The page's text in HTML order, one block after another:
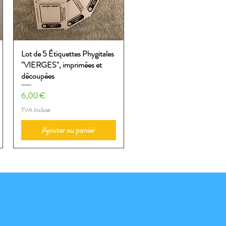
Aperçu rapide
Lot de 5 Étiquettes Phygitales
"VIERGES", imprimées et
découpées
Prix
6,00 €
TVA Incluse
Ajouter au panier